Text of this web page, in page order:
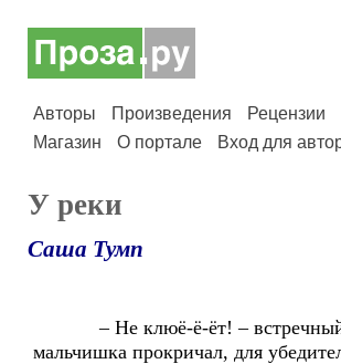
Авторы Произведения Рецензии
Магазин
О портале Вход для
У реки
Саша Тумп
– Не клюё-ё-ёт! –
мальчишка прокричал, для